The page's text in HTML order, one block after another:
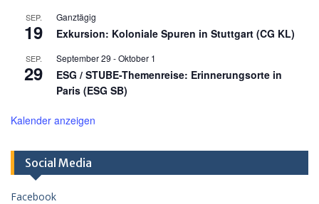
SEP.
19
Ganztägig
Exkursion: Koloniale Spuren in Stuttgart (CG KL)
SEP.
29
September 29 -Oktober 1
ESG / STUBE-Themenreise: Erinnerungsorte in
Paris (ESG SB)
Kalender anzeigen
Social Media
Facebook